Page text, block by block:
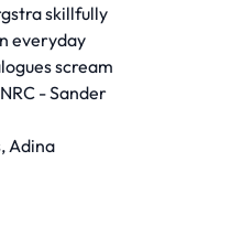
skillfully
everyday
scream
- Sander
Adina